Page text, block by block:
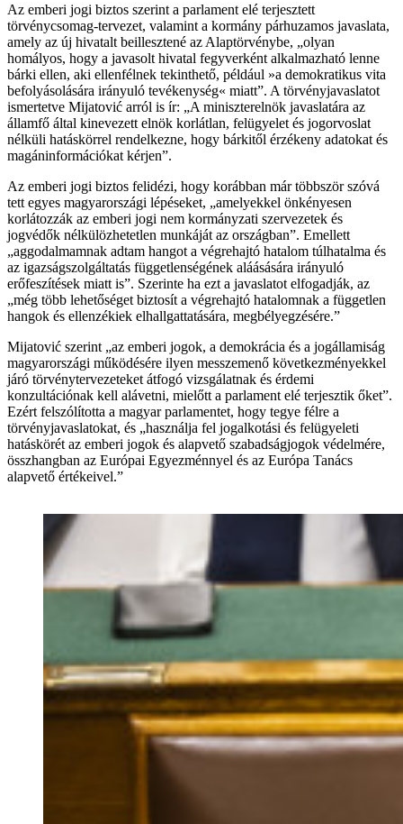
Az emberi jogi biztos szerint a parlament elé terjesztett
törvénycsomag-tervezet, valamint a kormány párhuzamos javaslata,
amely az új hivatalt beillesztené az Alaptörvénybe, „olyan
homályos, hogy a javasolt hivatal fegyverként alkalmazható lenne
bárki ellen, aki ellenfélnek tekinthető, például »a demokratikus vita
befolyásolására irányuló tevékenység« miatt”. A törvényjavaslatot
ismertetve Mijatović arról is ír: „A miniszterelnök javaslatára az
államfő által kinevezett elnök korlátlan, felügyelet és jogorvoslat
nélküli hatáskörrel rendelkezne, hogy bárkitől érzékeny adatokat és
magáninformációkat kérjen”.
Az emberi jogi biztos felidézi, hogy korábban már többször szóvá
tett egyes magyarországi lépéseket, „amelyekkel önkényesen
korlátozzák az emberi jogi nem kormányzati szervezetek és
jogvédők nélkülözhetetlen munkáját az országban”. Emellett
„aggodalmamnak adtam hangot a végrehajtó hatalom túlhatalma és
az igazságszolgáltatás függetlenségének aláásására irányuló
erőfeszítések miatt is”. Szerinte ha ezt a javaslatot elfogadják, az
„még több lehetőséget biztosít a végrehajtó hatalomnak a független
hangok és ellenzékiek elhallgattatására, megbélyegzésére.”
Mijatović szerint „az emberi jogok, a demokrácia és a jogállamiság
magyarországi működésére ilyen messzemenő következményekkel
járó törvénytervezeteket átfogó vizsgálatnak és érdemi
konzultációnak kell alávetni, mielőtt a parlament elé terjesztik őket”.
Ezért felszólította a magyar parlamentet, hogy tegye félre a
törvényjavaslatokat, és „használja fel jogalkotási és felügyeleti
hatáskörét az emberi jogok és alapvető szabadságjogok védelmére,
összhangban az Európai Egyezménnyel és az Európa Tanács
alapvető értékeivel.”